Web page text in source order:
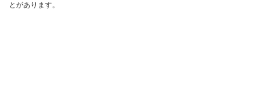
とがあります。